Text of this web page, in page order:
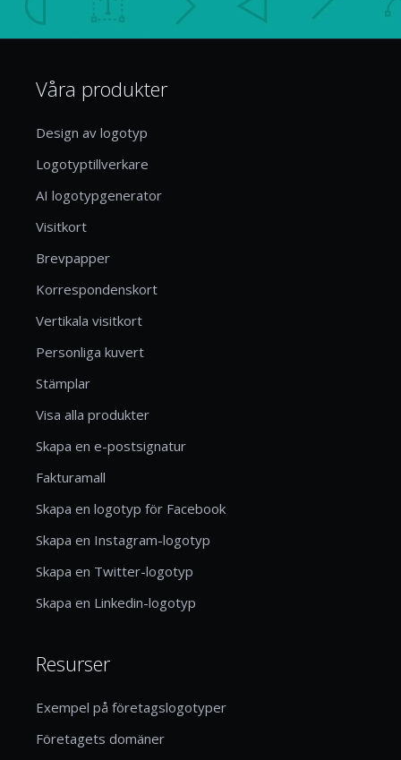
Våra produkter
Design av logotyp
Logotyptillverkare
AI logotypgenerator
Visitkort
Brevpapper
Korrespondenskort
Vertikala visitkort
Personliga kuvert
Stämplar
Visa alla produkter
Skapa en e-postsignatur
Fakturamall
Skapa en logotyp för Facebook
Skapa en Instagram-logotyp
Skapa en Twitter-logotyp
Skapa en Linkedin-logotyp
Resurser
Exempel på företagslogotyper
Företagets domäner